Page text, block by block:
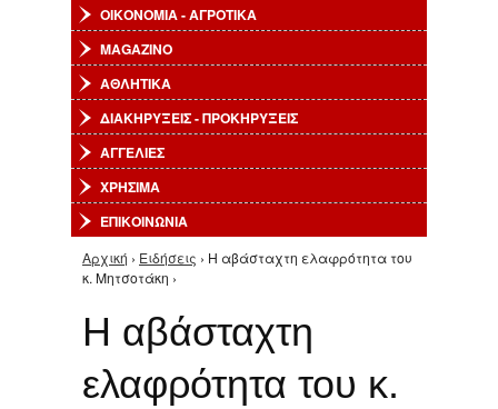
ΟΙΚΟΝΟΜΙΑ - ΑΓΡΟΤΙΚΑ
MAGAZINO
ΑΘΛΗΤΙΚΑ
ΔΙΑΚΗΡΥΞΕΙΣ - ΠΡΟΚΗΡΥΞΕΙΣ
ΑΓΓΕΛΙΕΣ
ΧΡΗΣΙΜΑ
ΕΠΙΚΟΙΝΩΝΙΑ
Είστε εδώ
Αρχική › Ειδήσεις › Η αβάσταχτη ελαφρότητα του
κ. Μητσοτάκη ›
Η αβάσταχτη
ελαφρότητα του κ.